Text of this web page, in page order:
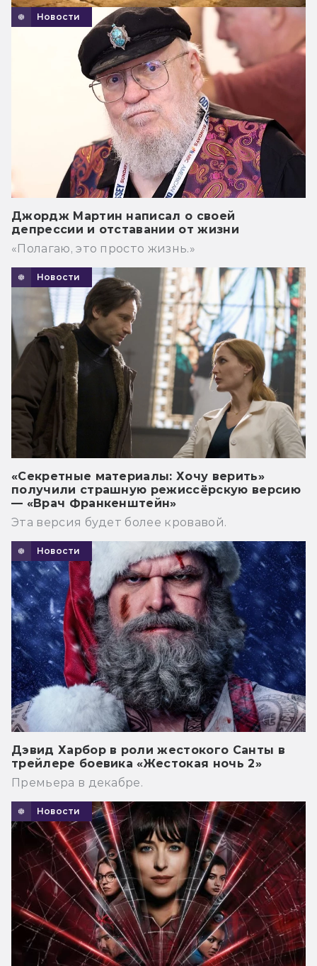
Новости
Джордж Мартин написал о своей
депрессии и отставании от жизни
«Полагаю, это просто жизнь.»
Новости
«Секретные материалы: Хочу верить»
получили страшную режиссёрскую версию
— «Врач Франкенштейн»
Эта версия будет более кровавой.
Новости
Дэвид Харбор в роли жестокого Санты в
трейлере боевика «Жестокая ночь 2»
Премьера в декабре.
Новости